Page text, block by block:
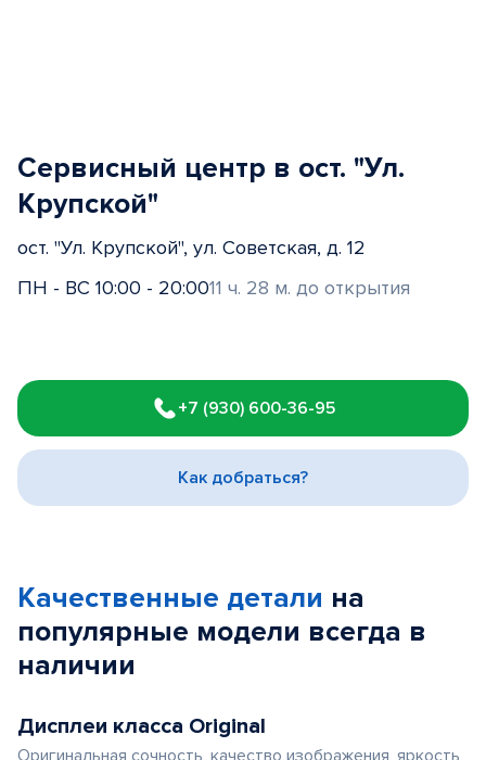
Сервисный центр в ост. "Ул.
Крупской"
ост. "Ул. Крупской", ул. Советская, д. 12
ПН - ВС 10:00 - 20:0011 ч. 28 м. до открытия
1
of
3
+7 (930) 600-36-95
Как добраться?
Качественные детали на
популярные модели всегда в
наличии
Дисплеи класса Original
Оригинальная сочность, качество изображения, яркость,